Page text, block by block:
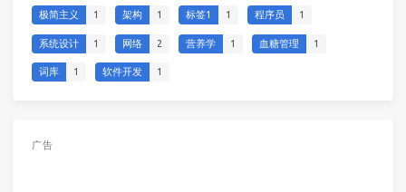
极简主义 1 架构 1 标签1 1 程序员 1
系统设计 1 网络 2 营养学 1 血糖管理 1
词库 1 软件开发 1
广告